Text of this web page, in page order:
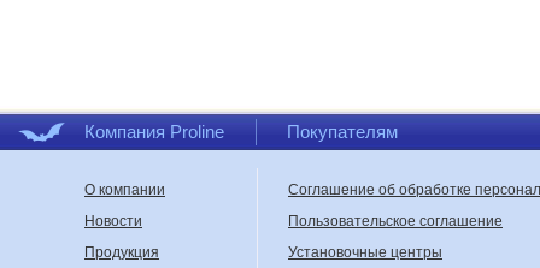
Компания Proline Покупателям
О компании
Новости
Продукция
Соглашение об обработке
Пользовательское соглашение
Установочные центры